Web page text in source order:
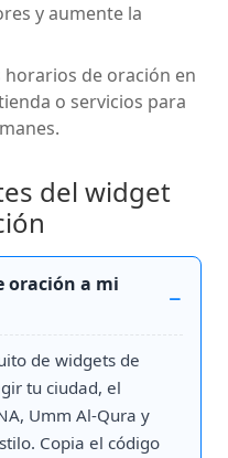
y aumente la
horarios de oración en
o servicios para
del widget
oración a mi
de widgets de
tu ciudad, el
Umm Al-Qura y
Copia el código